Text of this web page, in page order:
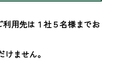
用先は１社５名様までお
ません。